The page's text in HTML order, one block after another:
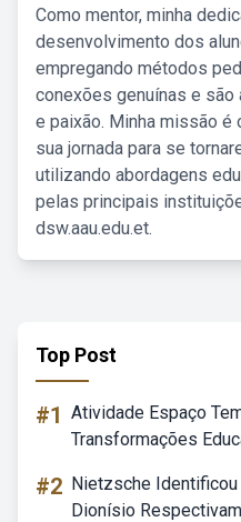
Como mentor, minha
desenvolvimento dos
empregando métodos
conexões genuínas e
e paixão. Minha missão
sua jornada para se
utilizando abordagens
pelas principais
dsw.aau.edu.et.
Top Post
#1 Atividade Espaço
Transformações
#2 Nietzsche
Dionísio